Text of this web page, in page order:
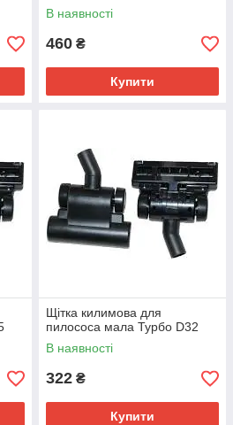
В наявності
460 ₴
Купити
Щітка килимова для
пилососа мала Турбо D32
В наявності
322 ₴
Купити